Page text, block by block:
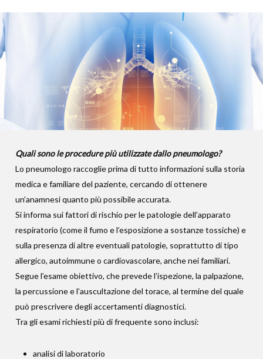
Quali sono le procedure più utilizzate dallo pneumologo?
Lo pneumologo raccoglie prima di tutto informazioni sulla storia
medica e familiare del paziente, cercando di ottenere
un’anamnesi quanto più possibile accurata.
Si informa sui fattori di rischio per le patologie dell’apparato
respiratorio (come il fumo e l’esposizione a sostanze tossiche) e
sulla presenza di altre eventuali patologie, soprattutto di tipo
allergico, autoimmune o cardiovascolare, anche nei familiari.
Segue l’esame obiettivo, che prevede l’ispezione, la palpazione,
la percussione e l’auscultazione del torace, al termine del quale
può prescrivere degli accertamenti diagnostici.
Tra gli esami richiesti più di frequente sono inclusi:
analisi di laboratorio